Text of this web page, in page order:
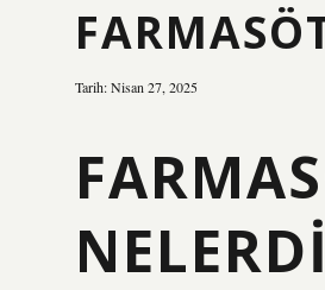
Tarih: Nisan 27, 2025